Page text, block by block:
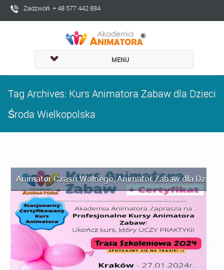
Zadzwoń + 48 577 442 884
MENU
Tag Archives: Kurs Animatora Zabaw dla Dzieci
Środa Wielkopolska
Animator Czasu Wolnego,Animator Zabaw dla Dzieci